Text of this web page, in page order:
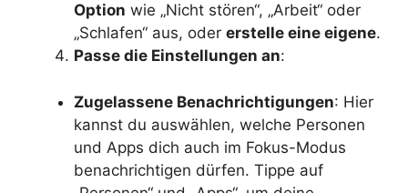
Option wie „Nicht stören“, „Arbeit“ oder
„Schlafen“ aus, oder erstelle eine eigene.
Passe die Einstellungen an:
Zugelassene Benachrichtigungen: Hier
kannst du auswählen, welche Personen
und Apps dich auch im Fokus-Modus
benachrichtigen dürfen. Tippe auf